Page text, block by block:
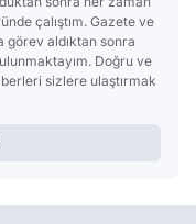
çalıştım. Gazete ve
aldıktan sonra
Doğru ve
sizlere ulaştırmak